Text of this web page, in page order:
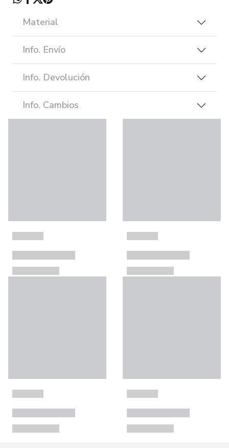
Material
Info. Envío
Info. Devolución
Info. Cambios